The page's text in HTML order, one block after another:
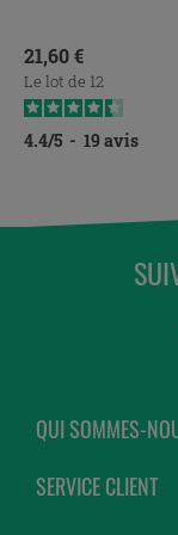
Prix
21,60 €
Le lot de 12
4.4/5 - 19 avis
QUI SOMMES-
SERVICE CLIENT